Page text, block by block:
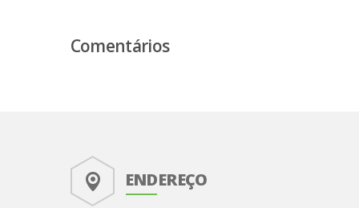
Comentários
ENDEREÇO